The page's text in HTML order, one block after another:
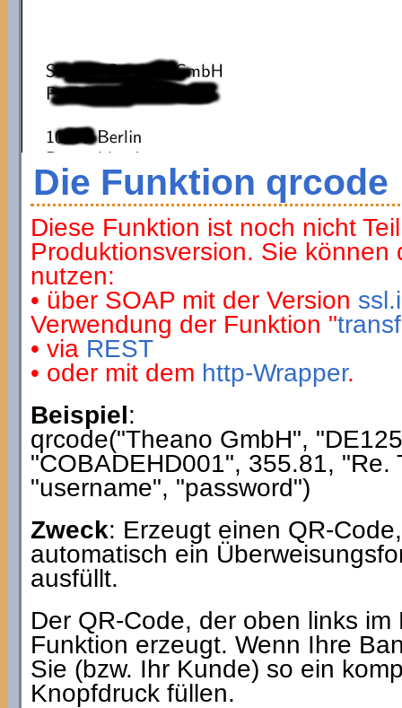
Die Funktion qrcode
Diese Funktion ist noch nicht
Produktionsversion. Sie
nutzen:
• über SOAP mit der Version
Verwendung der Funktion "
• via REST
• oder mit dem http-Wrapper.
Beispiel:
qrcode("Theano GmbH",
"COBADEHD001", 355.81,
"username", "password")
Zweck: Erzeugt einen QR-
automatisch ein
ausfüllt.
Der QR-Code, der oben links
Funktion erzeugt. Wenn Ihre
Sie (bzw. Ihr Kunde) so ein
Knopfdruck füllen.